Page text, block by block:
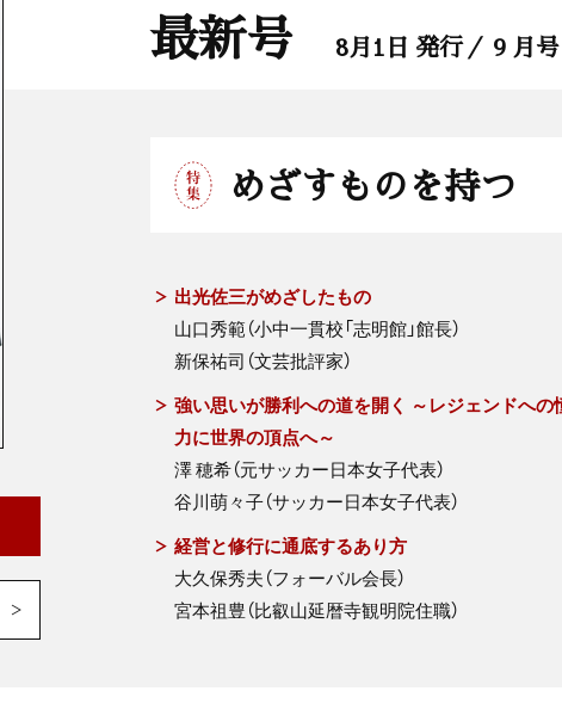
最新号 8月1日 発行／ 9 月号
めざすものを持つ
出光佐三がめざしたもの
山口秀範（小中一貫校「志明館」館長）
新保祐司（文芸批評家）
強い思いが勝利への道を開く ～レジェンドへの
力に世界の頂点へ～
澤 穂希（元サッカー日本女子代表）
谷川萌々子（サッカー日本女子代表）
経営と修行に通底するあり方
大久保秀夫（フォーバル会長）
宮本祖豊（比叡山延暦寺観明院住職）